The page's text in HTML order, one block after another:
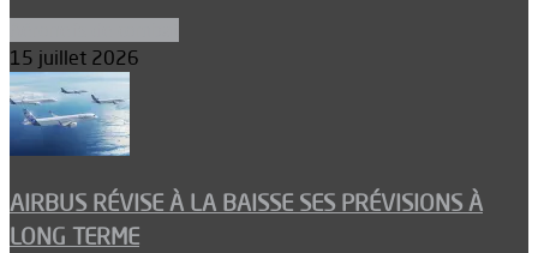
15 juillet 2026
AIRBUS RÉVISE À LA BAISSE SES PRÉVISIONS À
LONG TERME